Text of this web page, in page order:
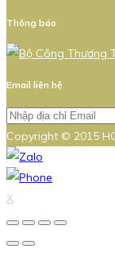
Thông báo
Email liên hệ
Copyright © 2015
X